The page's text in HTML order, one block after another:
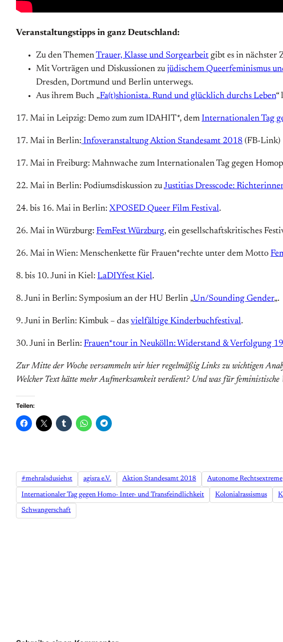
Veranstaltungstipps in ganz Deutschland:
Zu den ThemenTrauer, Klasse und Sorgearbeit gibt es in nächster
Mit Vorträgen und Diskussionen zu jüdischem Queerfeminismus
Dresden, Dortmund und Berlin unterwegs.
Aus ihrem Buch „Fa(t)shionista. Rund und glücklich durchs Leben“
17. Mai in Leipzig: Demo zum zum IDAHIT*, dem Internationalen Tag
17. Mai in Berlin: Infoveranstaltung Aktion Standesamt 2018 (FB-Link)
17. Mai in Freiburg: Mahnwache zum Internationalen Tag gegen
22. Mai in Berlin: Podiumsdiskussion zuJustitias Dresscode:
24. bis 16. Mai in Berlin: XPOSED Queer Film Festival.
26. Mai in Würzburg: FemFest Würzburg, ein gesellschaftskritisches
26. Mai in Wien: Menschenkette für Frauen*rechte unter dem Motto
8. bis 10. Juni in Kiel: LaDIYfest Kiel.
8. Juni in Berlin: Symposium an der HU Berlin „Un/Sounding Gender„.
9. Juni in Berlin: Kimbuk – das vielfältige Kinderbuchfestival.
30. Juni in Berlin: Frauen*tour in Neukölln: Widerstand & Verfolgung
Zur Mitte der Woche versammeln wir hier regelmäßig Links zu wichtigen
Welcher Text hätte mehr Aufmerksamkeit verdient? Und was für feministische
Teilen:
#mehralsdusiehst agisra e.V. Aktion Standesamt 2018 Autonome Rechtsextreme
Internationaler Tag gegen Homo- Inter- und Transfeindlichkeit Kolonialrassismus
Schwangerschaft